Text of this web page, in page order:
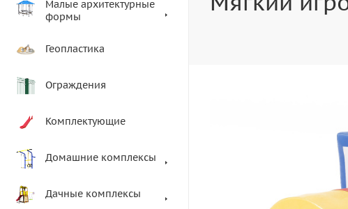
Малые архитектурные
формы
Геопластика
Ограждения
Комплектующие
Домашние комплексы
Дачные комплексы